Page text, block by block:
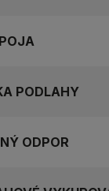
PODLAHY
ODPOR